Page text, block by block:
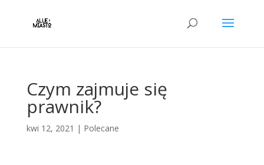
Czym zajmuje się
prawnik?
kwi 12, 2021 | Polecane